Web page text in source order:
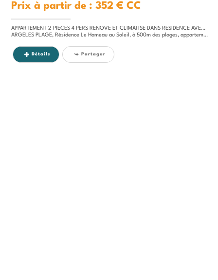
Prix à partir de : 352 € CC
APPARTEMENT 2 PIECES 4 PERS RENOVE ET CLIMATISE DANS RESIDENCE AVEC PISCINE ET TENNIS
ARGELES PLAGE, Résidence Le Hameau au Soleil, à 500m des plages, appartement 2 pièces climatisé équipé pour 4 personnes...
Détails Partager